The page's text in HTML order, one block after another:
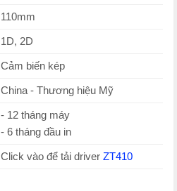
110mm
1D, 2D
Cảm biến kép
China - Thương hiệu Mỹ
- 12 tháng máy
- 6 tháng đầu in
Click vào để tải driver ZT410